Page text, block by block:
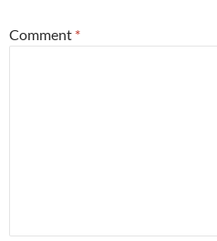
Comment *